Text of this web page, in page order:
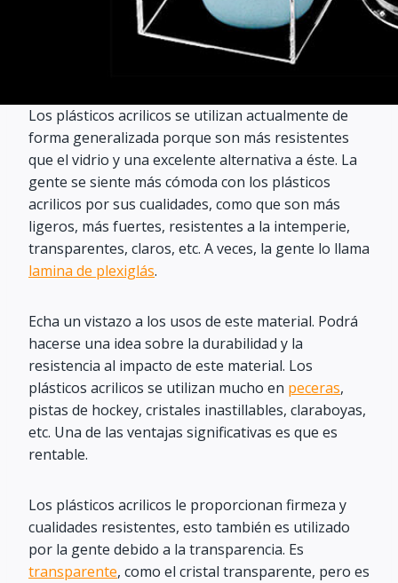
Los plásticos acrilicos se utilizan actualmente de
forma generalizada porque son más resistentes
que el vidrio y una excelente alternativa a éste. La
gente se siente más cómoda con los plásticos
acrilicos por sus cualidades, como que son más
ligeros, más fuertes, resistentes a la intemperie,
transparentes, claros, etc. A veces, la gente lo llama
lamina de plexiglás.
Echa un vistazo a los usos de este material. Podrá
hacerse una idea sobre la durabilidad y la
resistencia al impacto de este material. Los
plásticos acrilicos se utilizan mucho en peceras,
pistas de hockey, cristales inastillables, claraboyas,
etc. Una de las ventajas significativas es que es
rentable.
Los plásticos acrilicos le proporcionan firmeza y
cualidades resistentes, esto también es utilizado
por la gente debido a la transparencia. Es
transparente, como el cristal transparente, pero es